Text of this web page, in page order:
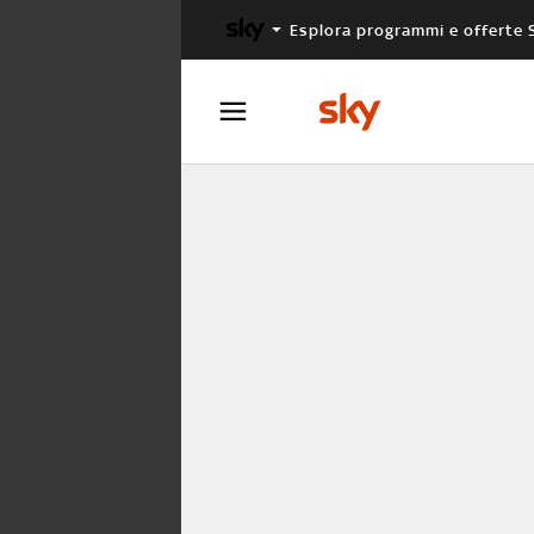
Esplora programmi e offerte